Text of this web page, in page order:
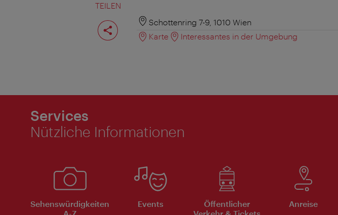
TEILEN
Seite
teilen
Schottenring 7-9, 1010 Wien
Karte
Interessantes in der Umgebung
Services
Nützliche Informationen
Sehenswürdigkeiten
Events
Öffentlicher
Anreise